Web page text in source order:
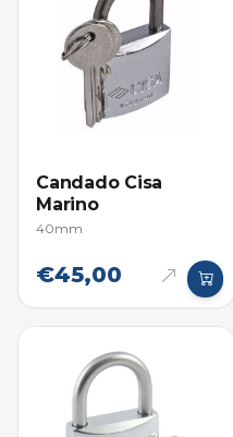
Candado Cisa
Marino
40mm
€45,00